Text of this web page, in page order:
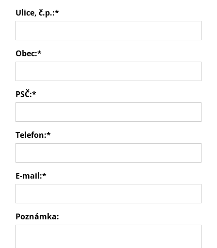
Ulice, č.p.:*
Obec:*
PSČ:*
Telefon:*
E-mail:*
Poznámka: